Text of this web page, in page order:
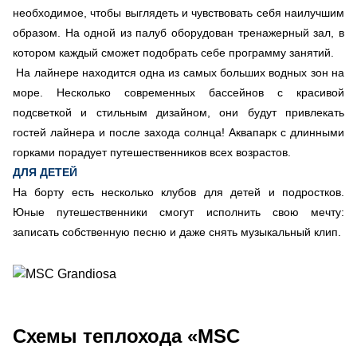
необходимое, чтобы выглядеть и чувствовать себя наилучшим
образом. На одной из палуб оборудован тренажерный зал, в
котором каждый сможет подобрать себе программу занятий.
На лайнере находится одна из самых больших водных зон на
море. Несколько современных бассейнов с красивой
подсветкой и стильным дизайном, они будут привлекать
гостей лайнера и после захода солнца! Аквапарк с длинными
горками порадует путешественников всех возрастов.
ДЛЯ ДЕТЕЙ
На борту есть несколько клубов для детей и подростков.
Юные путешественники смогут исполнить свою мечту:
записать собственную песню и даже снять музыкальный клип.
Схемы теплохода «MSC